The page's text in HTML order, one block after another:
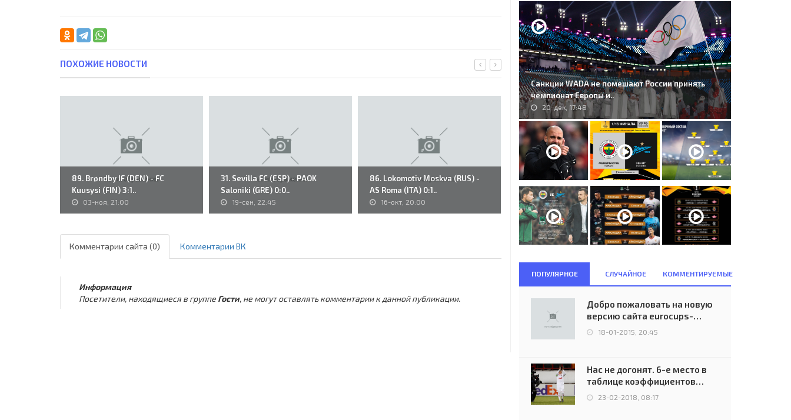
ПОХОЖИЕ НОВОСТИ
89. Brøndby IF (DEN) - FC
Kuusysi (FIN) 3:1..
03-ноя, 21:00
31. Sevilla FC (ESP) - PAOK
Saloniki (GRE) 0:0..
19-сен, 22:45
86. Lokomotiv Moskva (RUS) -
AS Roma (ITA) 0:1..
16-окт, 20:00
K.S. Górnik Zabrze (POL) - V.T.J.
Dukla Praha (ČSSR) 3:0..
20-сен, 15:33
250. FC Unirea (ROU) - Hajduk
Split (CRO) 1:1..
26-авг, 21:30
Комментарии сайта (0) Комментарии ВК
Информация
Посетители, находящиеся в группе Гости, не могут оставлять комментарии к данной публикации.
Санкции WADA не помешают России принять
чемпионат Европы и..
20-дек, 17:48
ПОПУЛЯРНОЕ СЛУЧАЙНОЕ КОММЕНТИРУЕМЫЕ
Добро пожаловать на новую
версию сайта eurocups-
uefa.ru
18-01-2015, 20:45
Нас не догонят. 6-е место в
таблице коэффициентов
УЕФА остаётся за Россией
23-02-2018, 08:17